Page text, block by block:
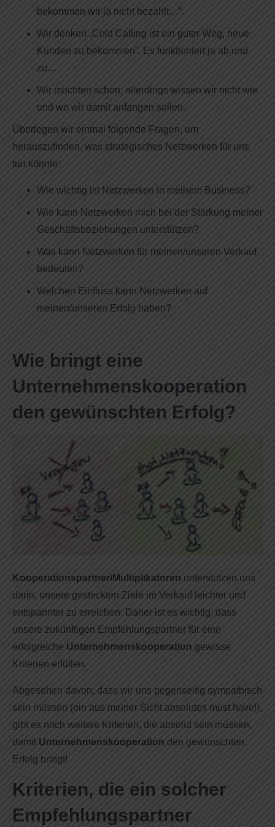
bekommen wir ja nicht bezahlt…”.
Wir denken „Cold Calling ist ein guter Weg, neue
Kunden zu bekommen”. Es funktioniert ja ab und
zu…
Wir möchten schon, allerdings wissen wir nicht wie
und wo wir damit anfangen sollen.
Überlegen wir einmal folgende Fragen, um
herauszufinden, was strategisches Netzwerken für uns
tun könnte:
Wie wichtig ist Netzwerken in meinem Business?
Wie kann Netzwerken mich bei der Stärkung meiner
Geschäftsbeziehungen unterstützen?
Was kann Netzwerken für meinen/unseren Verkauf
bedeuten?
Welchen Einfluss kann Netzwerken auf
meinen/unseren Erfolg haben?
Wie bringt eine
Unternehmenskooperation
den gewünschten Erfolg?
Kooperationspartner/Multiplikatoren unterstützen uns
darin, unsere gesteckten Ziele im Verkauf leichter und
entspannter zu erreichen. Daher ist es wichtig, dass
unsere zukünftigen Empfehlungspartner für eine
erfolgreiche Unternehmenskooperation gewisse
Kriterien erfüllen.
Abgesehen davon, dass wir uns gegenseitig sympathisch
sein müssen (ein aus meiner Sicht absolutes must have!),
gibt es noch weitere Kriterien, die absolut sein müssen,
damit Unternehmenskooperation den gewünschten
Erfolg bringt!
Kriterien, die ein solcher
Empfehlungspartner